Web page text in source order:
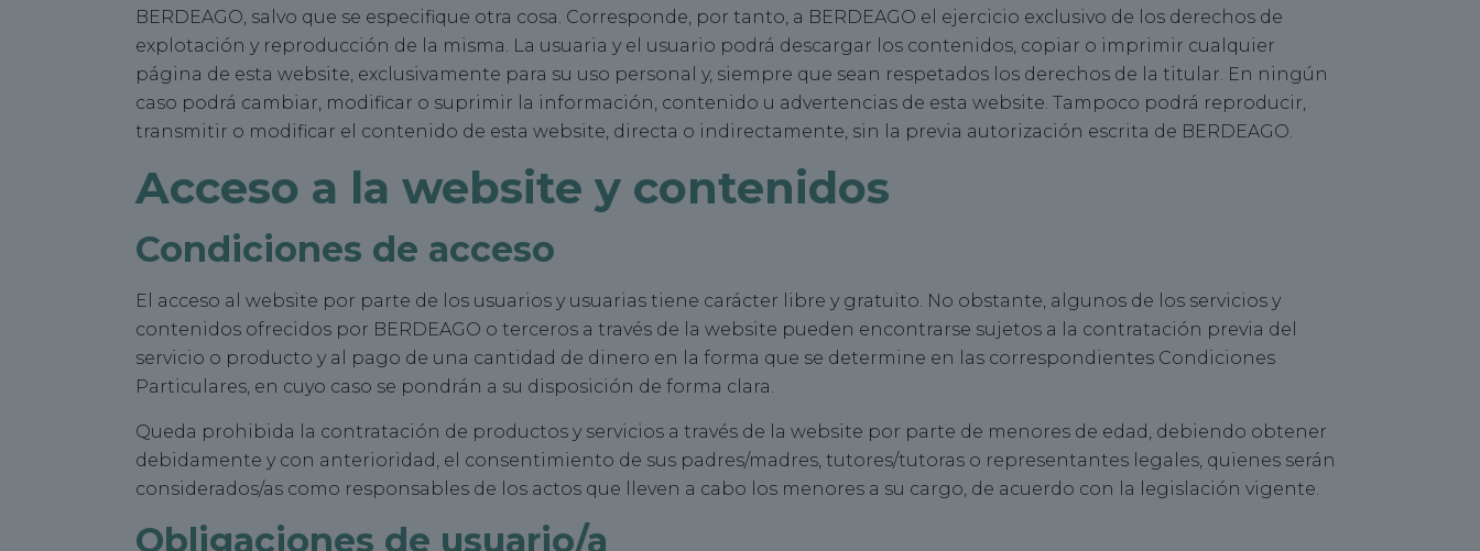
BERDEAGO, salvo que se especifique otra cosa. Corresponde, por tanto, a BERDEAGO el ejercicio exclusivo de los derechos de
explotación y reproducción de la misma. La usuaria y el usuario podrá descargar los contenidos, copiar o imprimir cualquier
página de esta website, exclusivamente para su uso personal y, siempre que sean respetados los derechos de la titular. En ningún
caso podrá cambiar, modificar o suprimir la información, contenido u advertencias de esta website. Tampoco podrá reproducir,
transmitir o modificar el contenido de esta website, directa o indirectamente, sin la previa autorización escrita de BERDEAGO.
Acceso a la website y contenidos
Condiciones de acceso
El acceso al website por parte de los usuarios y usuarias tiene carácter libre y gratuito. No obstante, algunos de los servicios y
contenidos ofrecidos por BERDEAGO o terceros a través de la website pueden encontrarse sujetos a la contratación previa del
servicio o producto y al pago de una cantidad de dinero en la forma que se determine en las correspondientes Condiciones
Particulares, en cuyo caso se pondrán a su disposición de forma clara.
Queda prohibida la contratación de productos y servicios a través de la website por parte de menores de edad, debiendo obtener
debidamente y con anterioridad, el consentimiento de sus padres/madres, tutores/tutoras o representantes legales, quienes serán
considerados/as como responsables de los actos que lleven a cabo los menores a su cargo, de acuerdo con la legislación vigente.
Obligaciones de usuario/a